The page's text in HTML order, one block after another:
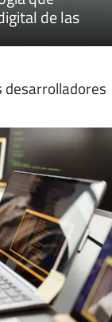
de las
desarrolladores